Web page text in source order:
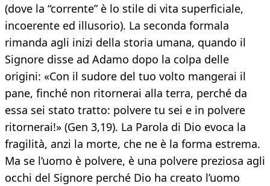
(dove la “corrente” è lo stile di vita superficiale,
incoerente ed illusorio). La seconda formala
rimanda agli inizi della storia umana, quando il
Signore disse ad Adamo dopo la colpa delle
origini: «Con il sudore del tuo volto mangerai il
pane, finché non ritornerai alla terra, perché da
essa sei stato tratto: polvere tu sei e in polvere
ritornerai!» (Gen 3,19). La Parola di Dio evoca la
fragilità, anzi la morte, che ne è la forma estrema.
Ma se l’uomo è polvere, è una polvere preziosa agli
occhi del Signore perché Dio ha creato l’uomo